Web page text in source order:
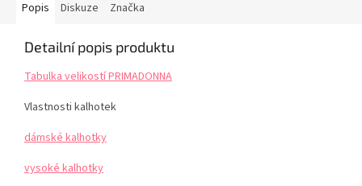
Popis Diskuze Značka
Detailní popis produktu
Tabulka velikostí PRIMADONNA
Vlastnosti kalhotek
dámské kalhotky
vysoké kalhotky